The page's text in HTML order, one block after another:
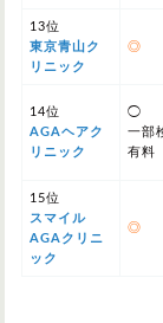
13位
東京青山ク
リニック
◎
14位
AGAヘアク
リニック
◯
一部
有料
15位
スマイル
AGAクリニ
ック
◎